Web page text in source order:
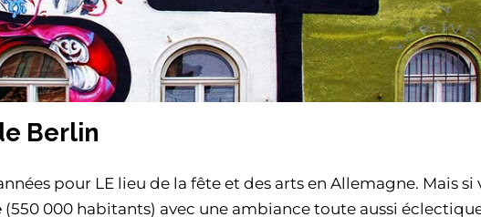
Berlin
pour LE lieu de la fête et des arts en Allemagne. Mais si
(550 000 habitants) avec une ambiance toute aussi